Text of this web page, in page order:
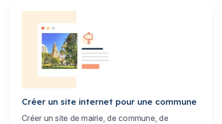
Créer un site internet pour une commune
Créer un site de mairie, de commune, de